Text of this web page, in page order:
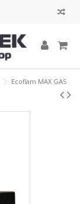
Ecoflam MAX GAS